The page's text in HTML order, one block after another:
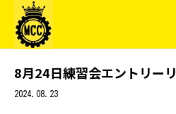
8月24日練習会エントリー
2024.08.23